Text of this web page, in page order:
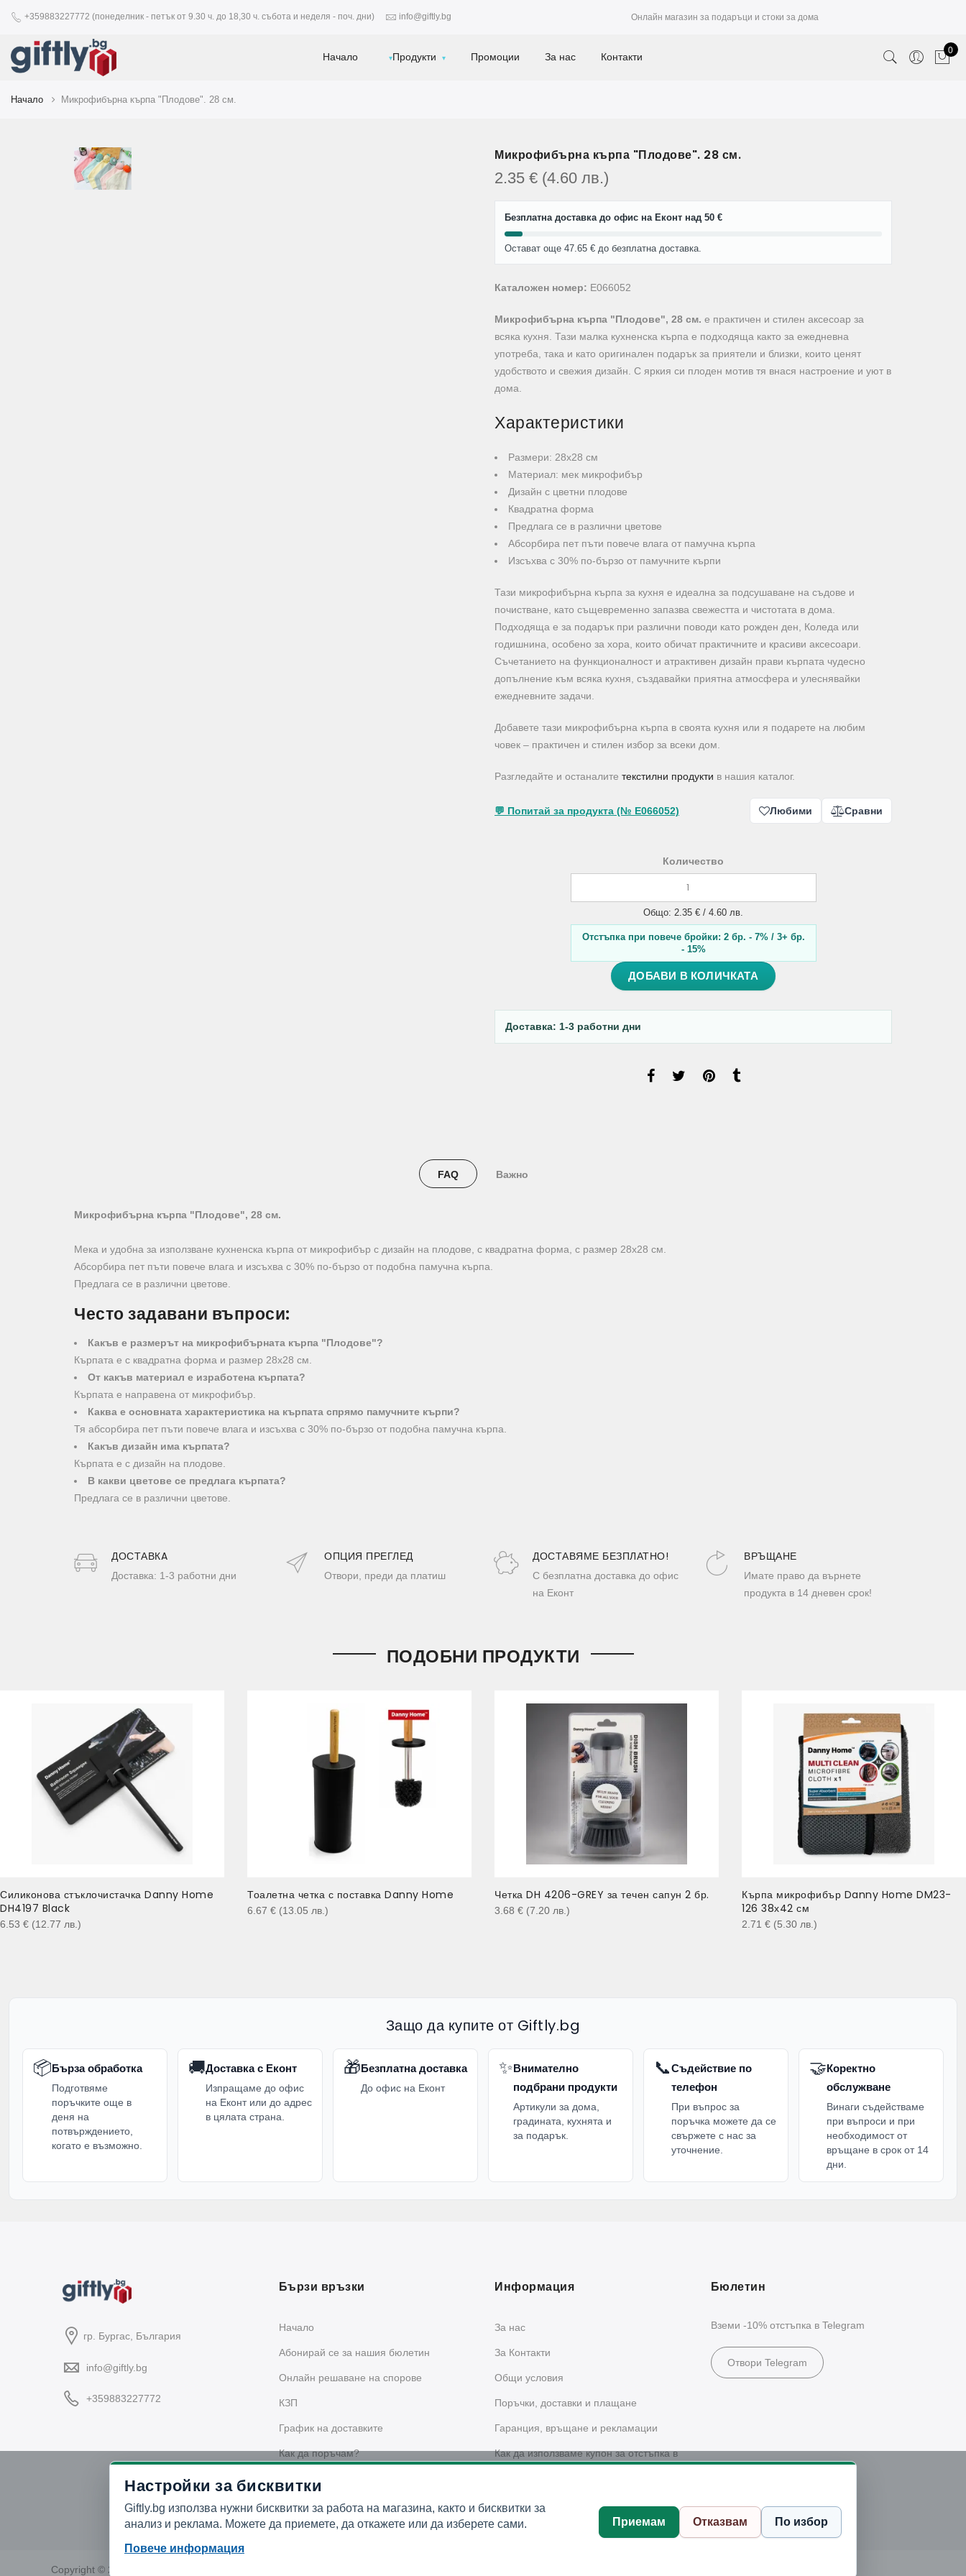
+359883227772 (понеделник - петък от 9.30 ч. до 18,30 ч. събота и неделя - поч. дни) info@giftly.bg Онлайн магазин за подаръци и стоки за дома
Начало Продукти Промоции За нас Контакти 0
Начало Микрофибърна кърпа "Плодове". 28 см.
Микрофибърна кърпа "Плодове". 28 см.
2.35 € (4.60 лв.)
Безплатна доставка до офис на Еконт над 50 €
Остават още 47.65 € до безплатна доставка.
Каталожен номер: E066052
Микрофибърна кърпа "Плодове", 28 см. е практичен и стилен аксесоар за
всяка кухня. Тази малка кухненска кърпа е подходяща както за ежедневна
употреба, така и като оригинален подарък за приятели и близки, които ценят
удобството и свежия дизайн. С яркия си плоден мотив тя внася настроение и уют в
дома.
Характеристики
Размери: 28х28 см
Материал: мек микрофибър
Дизайн с цветни плодове
Квадратна форма
Предлага се в различни цветове
Абсорбира пет пъти повече влага от памучна кърпа
Изсъхва с 30% по-бързо от памучните кърпи
Тази микрофибърна кърпа за кухня е идеална за подсушаване на съдове и
почистване, като същевременно запазва свежестта и чистотата в дома.
Подходяща е за подарък при различни поводи като рожден ден, Коледа или
годишнина, особено за хора, които обичат практичните и красиви аксесоари.
Съчетанието на функционалност и атрактивен дизайн прави кърпата чудесно
допълнение към всяка кухня, създавайки приятна атмосфера и улеснявайки
ежедневните задачи.
Добавете тази микрофибърна кърпа в своята кухня или я подарете на любим
човек – практичен и стилен избор за всеки дом.
Разгледайте и останалите текстилни продукти в нашия каталог.
💬 Попитай за продукта (№ E066052) Любими Сравни
Количество
Общо: 2.35 € / 4.60 лв.
Отстъпка при повече бройки: 2 бр. - 7% / 3+ бр.
- 15%
ДОБАВИ В КОЛИЧКАТА
Доставка: 1-3 работни дни
FAQ Важно
Микрофибърна кърпа "Плодове", 28 см.
Мека и удобна за използване кухненска кърпа от микрофибър с дизайн на плодове, с квадратна форма, с размер 28х28 см.
Абсорбира пет пъти повече влага и изсъхва с 30% по-бързо от подобна памучна кърпа.
Предлага се в различни цветове.
Често задавани въпроси:
Какъв е размерът на микрофибърната кърпа "Плодове"?
Кърпата е с квадратна форма и размер 28х28 см.
От какъв материал е изработена кърпата?
Кърпата е направена от микрофибър.
Каква е основната характеристика на кърпата спрямо памучните кърпи?
Тя абсорбира пет пъти повече влага и изсъхва с 30% по-бързо от подобна памучна кърпа.
Какъв дизайн има кърпата?
Кърпата е с дизайн на плодове.
В какви цветове се предлага кърпата?
Предлага се в различни цветове.
ДОСТАВКA
Доставка: 1-3 работни дни
ОПЦИЯ ПРЕГЛЕД
Отвори, преди да платиш
ДОСТАВЯМЕ БЕЗПЛАТНО!
С безплатна доставка до офис
на Еконт
ВРЪЩАНЕ
Имате право да върнете
продукта в 14 дневен срок!
ПОДОБНИ ПРОДУКТИ
Силиконова стъклочистачка Danny Home
DH4197 Black
6.53 € (12.77 лв. )
Тоалетна четка с поставка Danny Home
6.67 € (13.05 лв. )
Четка DH 4206-GREY за течен сапун 2 бр.
3.68 € (7.20 лв. )
Кърпа микрофибър Danny Home DM23-
126 38х42 см
2.71 € (5.30 лв. )
Защо да купите от Giftly.bg
📦Бърза обработка
Подготвяме
поръчките още в
деня на
потвърждението,
когато е възможно.
🚚Доставка с Еконт
Изпращаме до офис
на Еконт или до адрес
в цялата страна.
🎁Безплатна доставка
До офис на Еконт
✨Внимателно
подбрани продукти
Артикули за дома,
градината, кухнята и
за подарък.
📞Съдействие по
телефон
При въпрос за
поръчка можете да се
свържете с нас за
уточнение.
🤝Коректно
обслужване
Винаги съдействаме
при въпроси и при
необходимост от
връщане в срок от 14
дни.
гр. Бургас, България
info@giftly.bg
+359883227772
Бързи връзки
Начало
Абонирай се за нашия бюлетин
Oнлайн решаване на спорове
КЗП
График на доставките
Как да поръчам?
Информация
За нас
За Контакти
Общи условия
Поръчки, доставки и плащане
Гаранция, връщане и рекламации
Как да използваме купон за отстъпка в
Бюлетин
Вземи -10% отстъпка в Telegram
Отвори Telegram
Copyright © 2026 GIFTLY.BG. All rights reserved.
Настройки за бисквитки
Giftly.bg използва нужни бисквитки за работа на магазина, както и бисквитки за
анализ и реклама. Можете да приемете, да откажете или да изберете сами.
Повече информация
Приемам Отказвам По избор